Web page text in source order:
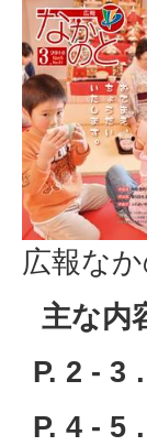
広報な
主な内
P. 2 - 3
P. 4 - 5